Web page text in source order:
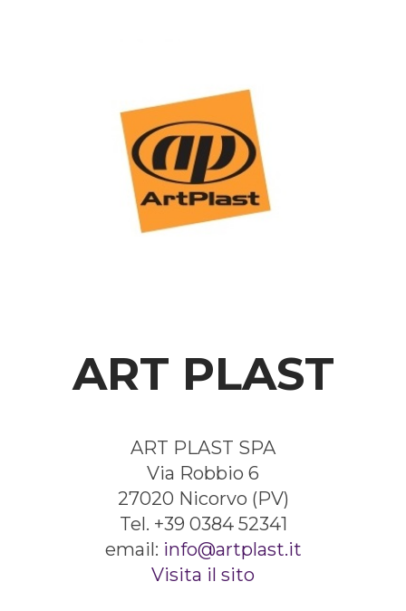
ART PLAST
ART PLAST SPA
Via Robbio 6
27020 Nicorvo (PV)
Tel. +39 0384 52341
email: info@artplast.it
Visita il sito